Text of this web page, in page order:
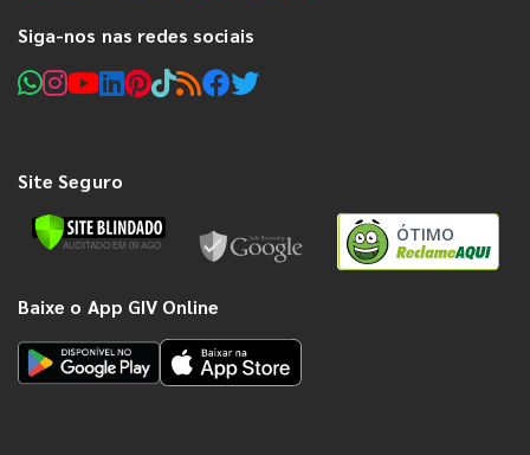
Siga-nos nas redes sociais
Site Seguro
ÓTIMO
Baixe o App GIV Online